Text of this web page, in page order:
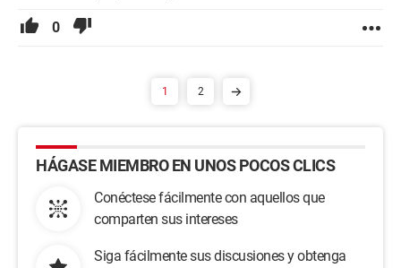
0
1 2
HÁGASE MIEMBRO EN UNOS POCOS CLICS
Conéctese fácilmente con aquellos que
comparten sus intereses
Siga fácilmente sus discusiones y obtenga